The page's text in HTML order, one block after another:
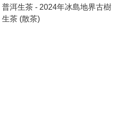
普洱生茶 - 2024年冰島地界古樹
生茶 (散茶)